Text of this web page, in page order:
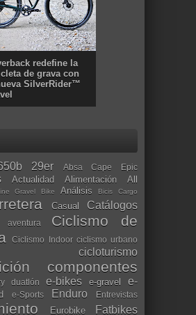
redefine la
de grava con
SilverRider™
29er Absa Cape Epic
Actualidad Alimentación
All
Gravel Bike Análisis Bicis Cargo
Casual Catálogos
Ciclismo de
Ciclismo Indoor ciclismo urbano
cicloturismo
componentes
duatlón e-bikes e-gravel
e-
e-Sports Enduro Entrevistas
Eurobike Fatbikes